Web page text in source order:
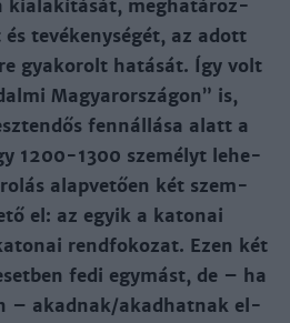
kiala­kí­tá­sát, meg­ha­tá­roz­
te­vé­keny­sé­gét, az adott
gya­ko­rolt ha­tá­sát. Így volt
Ma­gyaror­szá­gon” is,
fe­nnál­lá­sa alatt a
1200-1300 sze­mélyt le­he­
alap­ve­tően két szem­
el: az egyik a ka­to­nai
rend­fo­ko­zat. Ezen két
fe­di egy­mást, de – ha
– akad­nak/akad­hat­nak el­